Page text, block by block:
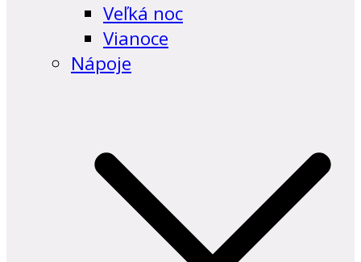
Veľká noc
Vianoce
Nápoje